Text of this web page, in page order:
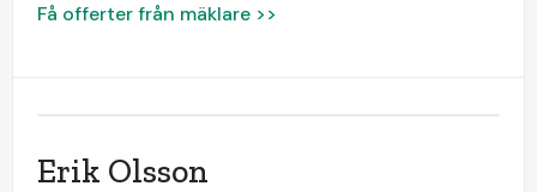
Få offerter från mäklare >>
Erik Olsson